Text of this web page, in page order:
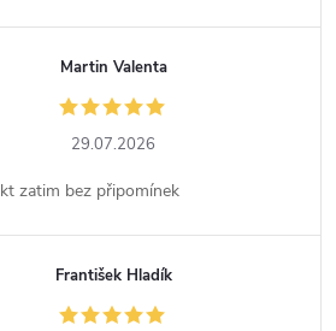
Martin Valenta
29.07.2026
zatim bez připomínek
František Hladík